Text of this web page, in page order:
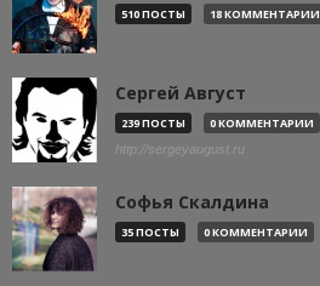
510 ПОСТЫ 18 КОММЕНТАРИИ
Сергей Август
239 ПОСТЫ 0 КОММЕНТАРИИ
http://sergeyaugust.ru
Софья Скалдина
35 ПОСТЫ 0 КОММЕНТАРИИ